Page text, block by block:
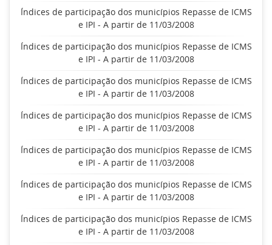
Índices de participação dos municípios Repasse de ICMS
e IPI - A partir de 11/03/2008
Índices de participação dos municípios Repasse de ICMS
e IPI - A partir de 11/03/2008
Índices de participação dos municípios Repasse de ICMS
e IPI - A partir de 11/03/2008
Índices de participação dos municípios Repasse de ICMS
e IPI - A partir de 11/03/2008
Índices de participação dos municípios Repasse de ICMS
e IPI - A partir de 11/03/2008
Índices de participação dos municípios Repasse de ICMS
e IPI - A partir de 11/03/2008
Índices de participação dos municípios Repasse de ICMS
e IPI - A partir de 11/03/2008